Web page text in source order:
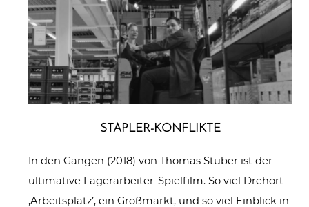
STAPLER-KONFLIKTE
In den Gängen (2018) von Thomas Stuber ist der
ultimative Lagerarbeiter-Spielfilm. So viel Drehort
‚Arbeitsplatz’, ein Großmarkt, und so viel Einblick in